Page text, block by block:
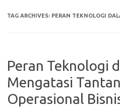
TAG ARCHIVES: PERAN TEKNOLOGI
Peran Teknologi
Mengatasi
Operasional